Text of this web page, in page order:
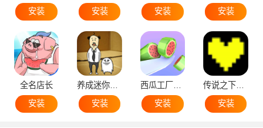
安装
安装
安装
安装
全名店长
安装
养成迷你大叔
安装
西瓜工厂大亨
安装
传说之下黄魂
安装